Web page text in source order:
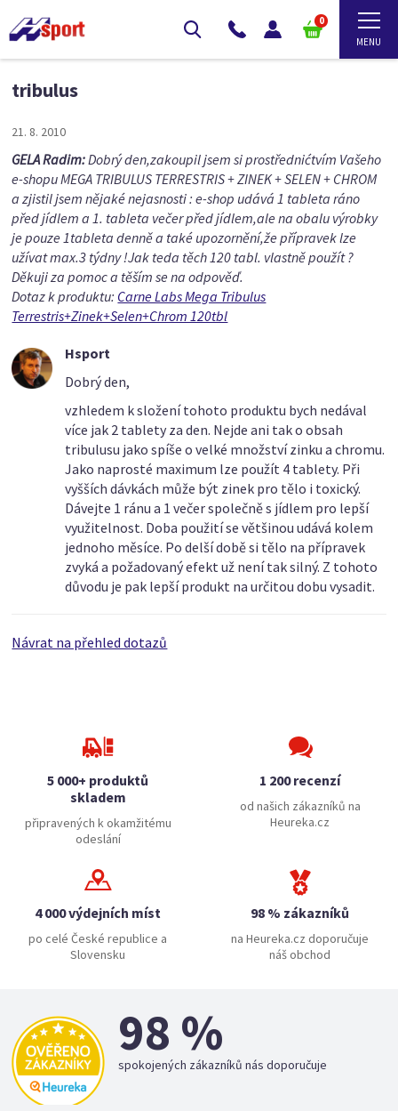
0
tribulus
21. 8. 2010
GELA Radim:Dobrý den,zakoupil jsem si prostřednićtvím Vašeho
e-shopu MEGA TRIBULUS TERRESTRIS + ZINEK + SELEN + CHROM
a zjistil jsem nějaké nejasnosti : e-shop udává 1 tableta ráno
před jídlem a 1. tableta večer před jídlem,ale na obalu výrobky
je pouze 1tableta denně a také upozornění,že přípravek lze
užívat max.3 týdny !Jak teda těch 120 tabl. vlastně použít ?
Děkuji za pomoc a těším se na odpověď.
Dotaz k produktu: Carne Labs Mega Tribulus
Terrestris+Zinek+Selen+Chrom 120tbl
Hsport
Dobrý den,
vzhledem k složení tohoto produktu bych nedával
více jak 2 tablety za den. Nejde ani tak o obsah
tribulusu jako spíše o velké množství zinku a chromu.
Jako naprosté maximum lze použít 4 tablety. Při
vyšších dávkách může být zinek pro tělo i toxický.
Dávejte 1 ránu a 1 večer společně s jídlem pro lepší
využitelnost. Doba použití se většinou udává kolem
jednoho měsíce. Po delší době si tělo na přípravek
zvyká a požadovaný efekt už není tak silný. Z tohoto
důvodu je pak lepší produkt na určitou dobu vysadit.
Návrat na přehled dotazů
5 000+ produktů
skladem
připravených k okamžitému
odeslání
1 200 recenzí
od našich zákazníků na
Heureka.cz
4 000 výdejních míst
po celé České republice a
Slovensku
98 % zákazníků
na Heureka.cz doporučuje
náš obchod
98 %
spokojených zákazníků nás doporučuje